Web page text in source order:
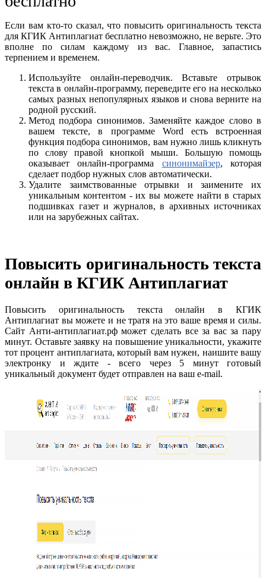
Если вам кто-то сказал, что повысить оригинальность текста
для КГИК Антиплагиат бесплатно невозможно, не верьте. Это
вполне по силам каждому из вас. Главное, запастись
терпением и временем.
Используйте онлайн-переводчик. Вставьте отрывок
текста в онлайн-программу, переведите его на несколько
самых разных непопулярных языков и снова верните на
родной русский.
Метод подбора синонимов. Заменяйте каждое слово в
вашем тексте, в программе Word есть встроенная
функция подбора синонимов, вам нужно лишь кликнуть
по слову правой кнопкой мыши. Большую помощь
оказывает онлайн-программа синонимайзер, которая
сделает подбор нужных слов автоматически.
Удалите заимствованные отрывки и заимените их
уникальным контентом - их вы можете найти в старых
подшивках газет и журналов, в архивных источниках
или на зарубежных сайтах.
Повысить оригинальность текста
онлайн в КГИК Антиплагиат
Повысить оригинальность текста онлайн в КГИК
Антиплагиат вы можете и не тратя на это ваше время и силы.
Сайт Анти-антиплагиат.рф может сделать все за вас за пару
минут. Оставьте заявку на повышение уникальности, укажите
тот процент антиплагиата, который вам нужен, наишите вашу
электронку и ждите - всего через 5 минут готовый
уникальный документ будет отправлен на ваш e-mail.